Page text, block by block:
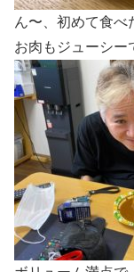
ん〜、初めて食べ
お肉もジューシー